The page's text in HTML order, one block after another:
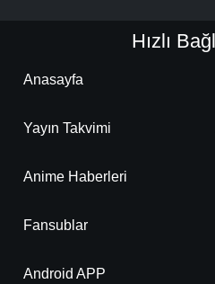
Hızlı
Anasayfa
Yayın Takvimi
Anime Haberleri
Fansublar
Android APP